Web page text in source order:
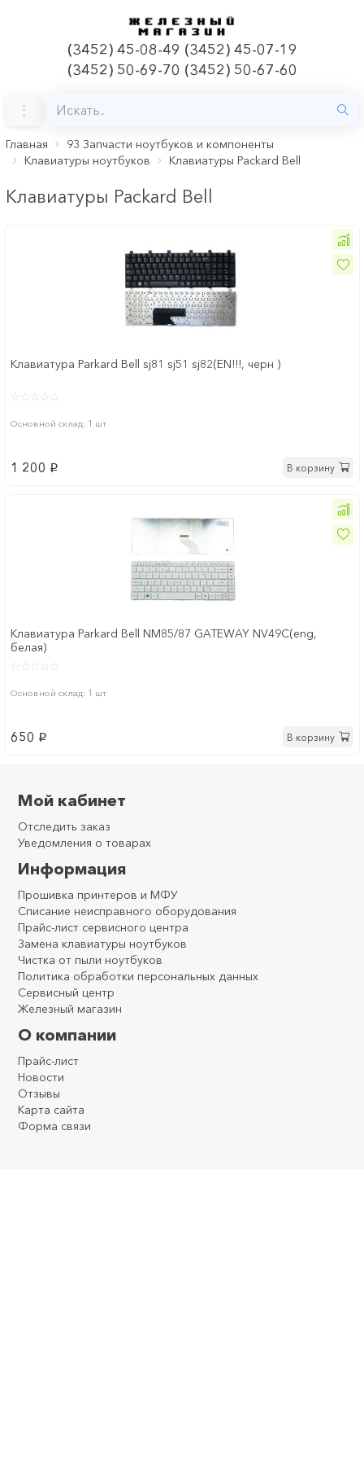
(3452) 45-08-49 (3452) 45-07-19
(3452) 50-69-70 (3452) 50-67-60
Главная
93 Запчасти ноутбуков и компоненты
Клавиатуры ноутбуков
Клавиатуры Packard Bell
Клавиатуры Packard Bell
Клавиатура Parkard Bell sj81 sj51 sj82(EN!!!, черн )
Основной склад: 1 шт
1 200 p В корзину
Клавиатура Parkard Bell NM85/87 GATEWAY NV49C(eng,
белая)
Основной склад: 1 шт
650 p В корзину
Мой кабинет
Отследить заказ
Уведомления о товарах
Информация
Прошивка принтеров и МФУ
Списание неисправного оборудования
Прайс-лист сервисного центра
Замена клавиатуры ноутбуков
Чистка от пыли ноутбуков
Политика обработки персональных данных
Сервисный центр
Железный магазин
О компании
Прайс-лист
Новости
Отзывы
Карта сайта
Форма связи